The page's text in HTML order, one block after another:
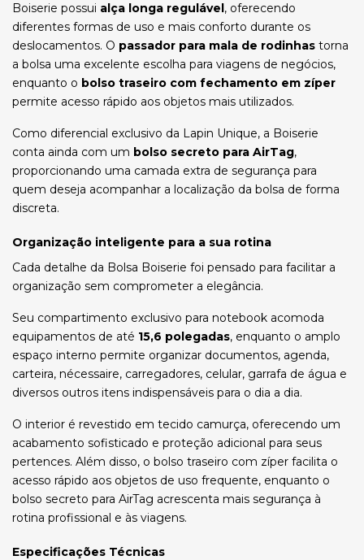
Boiserie possui alça longa regulável, oferecendo
diferentes formas de uso e mais conforto durante os
deslocamentos. O passador para mala de rodinhas torna
a bolsa uma excelente escolha para viagens de negócios,
enquanto o bolso traseiro com fechamento em zíper
permite acesso rápido aos objetos mais utilizados.
Como diferencial exclusivo da Lapin Unique, a Boiserie
conta ainda com um bolso secreto para AirTag,
proporcionando uma camada extra de segurança para
quem deseja acompanhar a localização da bolsa de forma
discreta.
Organização inteligente para a sua rotina
Cada detalhe da Bolsa Boiserie foi pensado para facilitar a
organização sem comprometer a elegância.
Seu compartimento exclusivo para notebook acomoda
equipamentos de até 15,6 polegadas, enquanto o amplo
espaço interno permite organizar documentos, agenda,
carteira, nécessaire, carregadores, celular, garrafa de água e
diversos outros itens indispensáveis para o dia a dia.
O interior é revestido em tecido camurça, oferecendo um
acabamento sofisticado e proteção adicional para seus
pertences. Além disso, o bolso traseiro com zíper facilita o
acesso rápido aos objetos de uso frequente, enquanto o
bolso secreto para AirTag acrescenta mais segurança à
rotina profissional e às viagens.
Especificações Técnicas